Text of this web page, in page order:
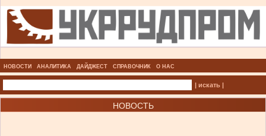
НОВОСТИ АНАЛИТИКА ДАЙДЖЕСТ СПРАВОЧНИК О НАС
| искать |
НОВОСТЬ